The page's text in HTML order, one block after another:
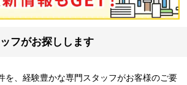
フがお探しします
を、経験豊かな専門スタッフがお客様のご要